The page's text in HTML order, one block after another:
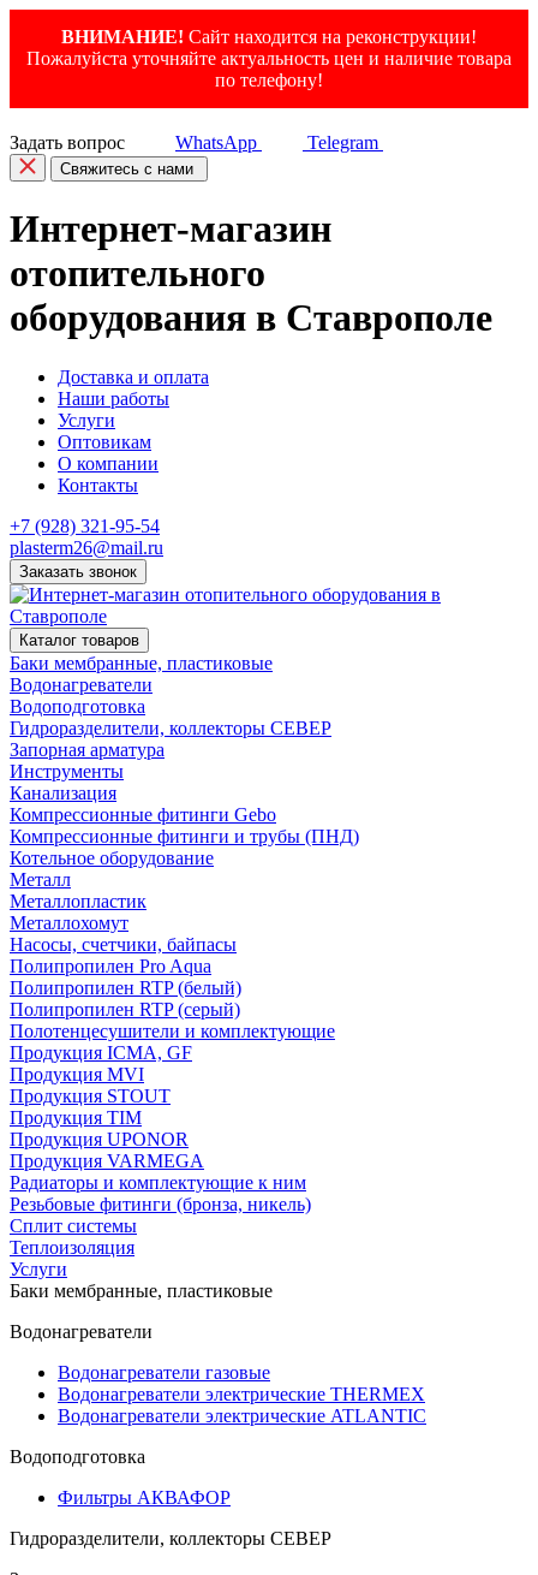
ВНИМАНИЕ! Сайт находится на реконструкции!
Пожалуйста уточняйте актуальность цен и наличие товара
по телефону!
Задать вопрос WhatsApp Telegram
Свяжитесь с нами
Интернет-магазин
отопительного
оборудования в Ставрополе
Доставка и оплата
Наши работы
Услуги
Оптовикам
О компании
Контакты
+7 (928) 321-95-54
plasterm26@mail.ru
Заказать звонок
Каталог товаров
Баки мембранные, пластиковые
Водонагреватели
Водоподготовка
Гидроразделители, коллекторы СЕВЕР
Запорная арматура
Инструменты
Канализация
Компрессионные фитинги Gebo
Компрессионные фитинги и трубы (ПНД)
Котельное оборудование
Металл
Металлопластик
Металлохомут
Насосы, счетчики, байпасы
Полипропилен Pro Aqua
Полипропилен RTP (белый)
Полипропилен RTP (серый)
Полотенцесушители и комплектующие
Продукция ICMA, GF
Продукция MVI
Продукция STOUT
Продукция TIM
Продукция UPONOR
Продукция VARMEGA
Радиаторы и комплектующие к ним
Резьбовые фитинги (бронза, никель)
Сплит системы
Теплоизоляция
Услуги
Баки мембранные, пластиковые
Водонагреватели
Водонагреватели газовые
Водонагреватели электрические THERMEX
Водонагреватели электрические ATLANTIC
Водоподготовка
Фильтры АКВАФОР
Гидроразделители, коллекторы СЕВЕР